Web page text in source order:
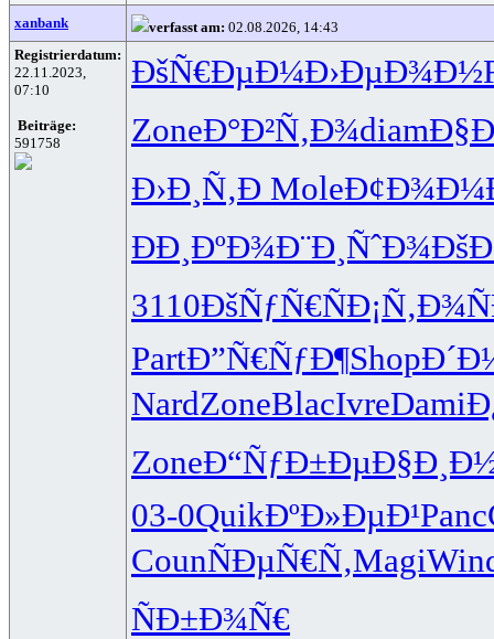
xanbank verfasst am: 02.08.2026, 14:43
Registrierdatum:
22.11.2023,
07:10
Beiträge:
591758
ÐšÑ€ÐµÐ¼Ð›ÐµÐ¾Ð½
ZoneÐ°Ð²Ñ‚Ð¾diam
Ð›Ð¸Ñ‚Ð Mole
ÐÐ¸ÐºÐ¾Ð¨Ð¸ÑˆÐ¾
3110ÐšÑƒÑ€ÑÐ¡Ñ‚Ð¾Ñ
PartÐ”Ñ€ÑƒÐ¶Shop
NardZoneBlacIvreDami
ZoneÐ“ÑƒÐ±Ðµ
03-0QuikÐºÐ»ÐµÐ¹Panc
CounÑÐµÑ€Ñ‚Magi
ÑÐ±Ð¾Ñ€